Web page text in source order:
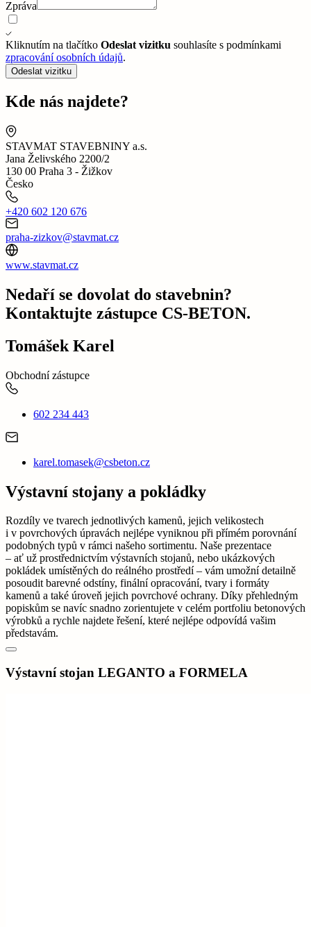
Zpráva
Kliknutím na tlačítko Odeslat vizitku souhlasíte s podmínkami
zpracování osobních údajů.
Odeslat vizitku
Kde nás najdete?
STAVMAT STAVEBNINY a.s.
Jana Želivského 2200/2
130 00 Praha 3 - Žižkov
Česko
+420 602 120 676
praha-zizkov@stavmat.cz
www.stavmat.cz
Nedaří se dovolat do stavebnin?
Kontaktujte zástupce CS-BETON.
Tomášek Karel
Obchodní zástupce
602 234 443
karel.tomasek@csbeton.cz
Výstavní stojany a pokládky
Rozdíly ve tvarech jednotlivých kamenů, jejich velikostech
i v povrchových úpravách nejlépe vyniknou při přímém porovnání
podobných typů v rámci našeho sortimentu. Naše prezentace
– ať už prostřednictvím výstavních stojanů, nebo ukázkových
pokládek umístěných do reálného prostředí – vám umožní detailně
posoudit barevné odstíny, finální opracování, tvary i formáty
kamenů a také úroveň jejich povrchové ochrany. Díky přehledným
popiskům se navíc snadno zorientujete v celém portfoliu betonových
výrobků a rychle najdete řešení, které nejlépe odpovídá vašim
představám.
Výstavní stojan LEGANTO a FORMELA